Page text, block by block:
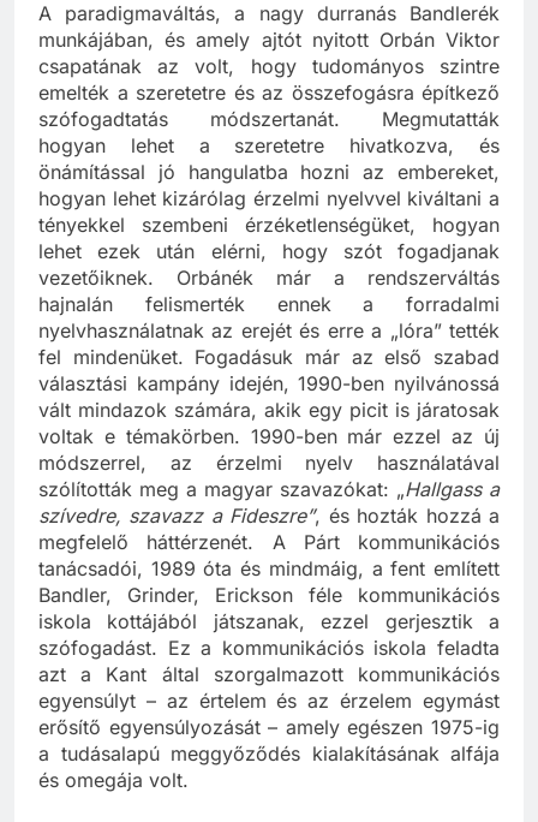
A paradigmaváltás, a nagy durranás Bandlerék
munkájában, és amely ajtót nyitott Orbán Viktor
csapatának az volt, hogy tudományos szintre
emelték a szeretetre és az összefogásra építkező
szófogadtatás módszertanát. Megmutatták
hogyan lehet a szeretetre hivatkozva, és
önámítással jó hangulatba hozni az embereket,
hogyan lehet kizárólag érzelmi nyelvvel kiváltani a
tényekkel szembeni érzéketlenségüket, hogyan
lehet ezek után elérni, hogy szót fogadjanak
vezetőiknek. Orbánék már a rendszerváltás
hajnalán felismerték ennek a forradalmi
nyelvhasználatnak az erejét és erre a „lóra” tették
fel mindenüket. Fogadásuk már az első szabad
választási kampány idején, 1990-ben nyilvánossá
vált mindazok számára, akik egy picit is járatosak
voltak e témakörben. 1990-ben már ezzel az új
módszerrel, az érzelmi nyelv használatával
szólították meg a magyar szavazókat: „Hallgass a
szívedre, szavazz a Fideszre”, és hozták hozzá a
megfelelő háttérzenét. A Párt kommunikációs
tanácsadói, 1989 óta és mindmáig, a fent említett
Bandler, Grinder, Erickson féle kommunikációs
iskola kottájából játszanak, ezzel gerjesztik a
szófogadást. Ez a kommunikációs iskola feladta
azt a Kant által szorgalmazott kommunikációs
egyensúlyt – az értelem és az érzelem egymást
erősítő egyensúlyozását – amely egészen 1975-ig
a tudásalapú meggyőződés kialakításának alfája
és omegája volt.